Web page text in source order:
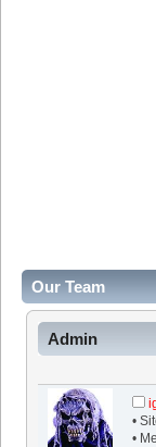
Our Team
Admin
•
•